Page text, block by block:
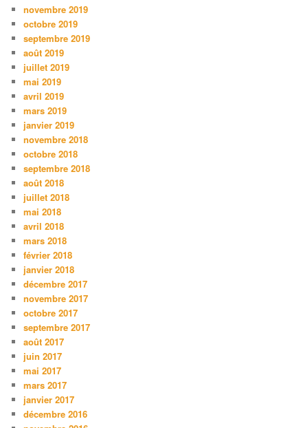
novembre 2019
octobre 2019
septembre 2019
août 2019
juillet 2019
mai 2019
avril 2019
mars 2019
janvier 2019
novembre 2018
octobre 2018
septembre 2018
août 2018
juillet 2018
mai 2018
avril 2018
mars 2018
février 2018
janvier 2018
décembre 2017
novembre 2017
octobre 2017
septembre 2017
août 2017
juin 2017
mai 2017
mars 2017
janvier 2017
décembre 2016